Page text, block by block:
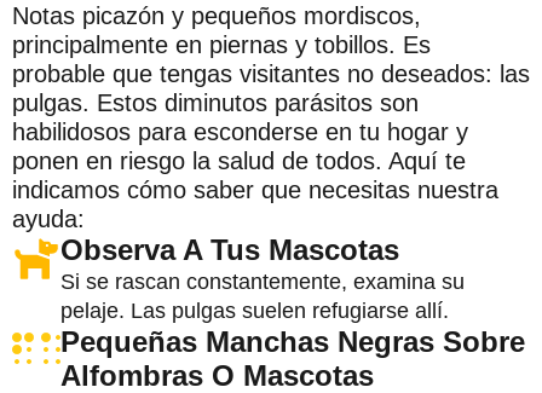
Notas picazón y pequeños mordiscos,
principalmente en piernas y tobillos. Es
probable que tengas visitantes no deseados: las
pulgas. Estos diminutos parásitos son
habilidosos para esconderse en tu hogar y
ponen en riesgo la salud de todos. Aquí te
indicamos cómo saber que necesitas nuestra
ayuda:
Observa A Tus Mascotas
Si se rascan constantemente, examina su
pelaje. Las pulgas suelen refugiarse allí.
Pequeñas Manchas Negras Sobre
Alfombras O Mascotas